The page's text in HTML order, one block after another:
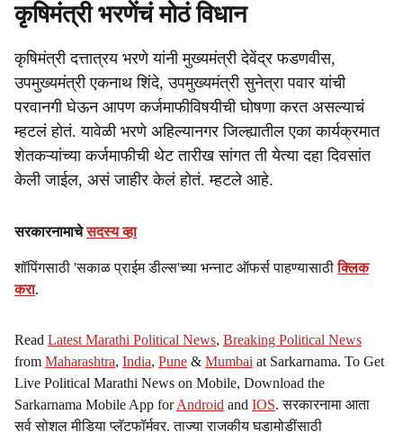
कृषिमंत्री भरणेंचं मोठं विधान
कृषिमंत्री दत्तात्रय भरणे यांनी मुख्यमंत्री देवेंद्र फडणवीस,
उपमुख्यमंत्री एकनाथ शिंदे, उपमुख्यमंत्री सुनेत्रा पवार यांची
परवानगी घेऊन आपण कर्जमाफीविषयीची घोषणा करत असल्याचं
म्हटलं होतं. यावेळी भरणे अहिल्यानगर जिल्ह्यातील एका कार्यक्रमात
शेतकऱ्यांच्या कर्जमाफीची थेट तारीख सांगत ती येत्या दहा दिवसांत
केली जाईल, असं जाहीर केलं होतं. म्हटले आहे.
सरकारनामाचेसदस्य व्हा
शॉपिंगसाठी 'सकाळ प्राईम डील्स'च्या भन्नाट ऑफर्स पाहण्यासाठीक्लिक
करा.
Read Latest Marathi Political News, Breaking Political News
from Maharashtra, India, Pune & Mumbai at Sarkarnama. To Get
Live Political Marathi News on Mobile, Download the
Sarkarnama Mobile App forAndroid and IOS. सरकारनामा आता
सर्व सोशल मीडिया प्लॅटफॉर्मवर. ताज्या राजकीय घडामोडींसाठी